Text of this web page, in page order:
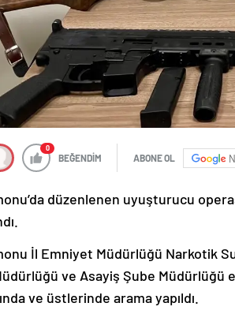
0
BEĞENDİM ABONE OL
düzenlenen uyuşturucu
İl Emniyet Müdürlüğü Narkotik
ve Asayiş Şube Müdürlüğü
ve üstlerinde arama yapıldı.